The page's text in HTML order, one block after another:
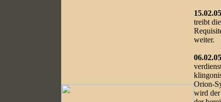
treibt
weiter.
Orion-
wird